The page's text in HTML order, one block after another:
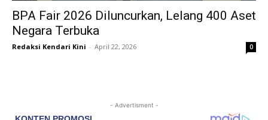
BPA Fair 2026 Diluncurkan, Lelang 400 Aset
Negara Terbuka
Redaksi Kendari Kini - April 22, 2026 0
- Advertisment -